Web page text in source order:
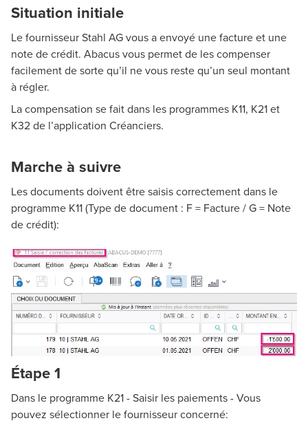
Situation initiale
Le fournisseur Stahl AG vous a envoyé une facture et une
note de crédit. Abacus vous permet de les compenser
facilement de sorte qu’il ne vous reste qu’un seul montant
à régler.
La compensation se fait dans les programmes K11, K21 et
K32 de l’application Créanciers.
Marche à suivre
Les documents doivent être saisis correctement dans le
programme K11 (Type de document : F = Facture / G = Note
de crédit):
Étape 1
Dans le programme K21 - Saisir les paiements - Vous
pouvez sélectionner le fournisseur concerné: